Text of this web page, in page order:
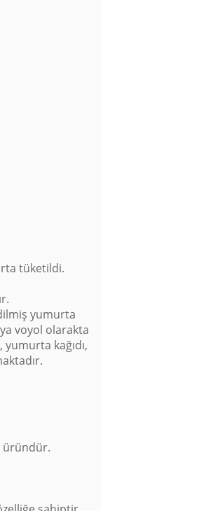
tüketildi.
yumurta
voyol olarakta
kağıdı,
üründür.